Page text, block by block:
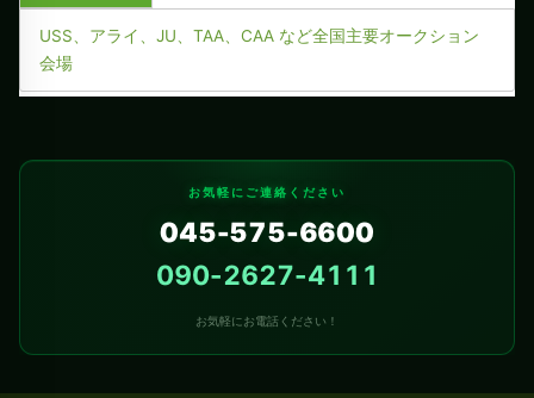
USS、アライ、JU、TAA、CAA など全国主要オークション
会場
お気軽にご連絡ください
045-575-6600
090-2627-4111
お気軽にお電話ください！